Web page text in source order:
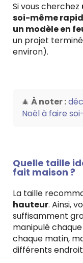
Si vous cherchez
soi-même
un modèle en
un projet
environ).
🎄 À noter :
Noël à faire
Quelle taille
fait maison ?
La taille
hauteur. Ainsi,
suffisamment
manipulé
chaque matin,
différents